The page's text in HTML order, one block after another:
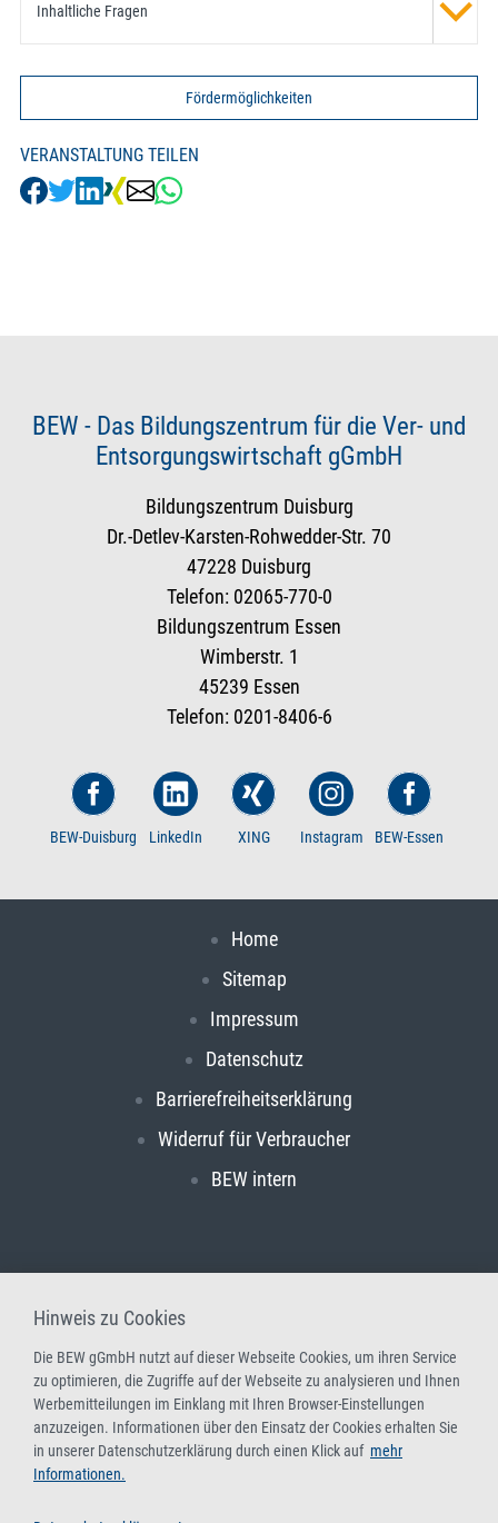
Inhaltliche Fragen
Fördermöglichkeiten
VERANSTALTUNG TEILEN
BEW - Das Bildungszentrum für die Ver- und
Entsorgungswirtschaft gGmbH
Bildungszentrum Duisburg
Dr.-Detlev-Karsten-Rohwedder-Str. 70
47228 Duisburg
Telefon: 02065-770-0
Bildungszentrum Essen
Wimberstr. 1
45239 Essen
Telefon: 0201-8406-6
BEW-Duisburg LinkedIn XING Instagram BEW-Essen
Home
Sitemap
Impressum
Datenschutz
Barrierefreiheitserklärung
Widerruf für Verbraucher
BEW intern
Hinweis zu Cookies
Die BEW gGmbH nutzt auf dieser Webseite Cookies, um ihren Service
zu optimieren, die Zugriffe auf der Webseite zu analysieren und Ihnen
Werbemitteilungen im Einklang mit Ihren Browser-Einstellungen
anzuzeigen. Informationen über den Einsatz der Cookies erhalten Sie
in unserer Datenschutzerklärung durch einen Klick auf mehr
Informationen.